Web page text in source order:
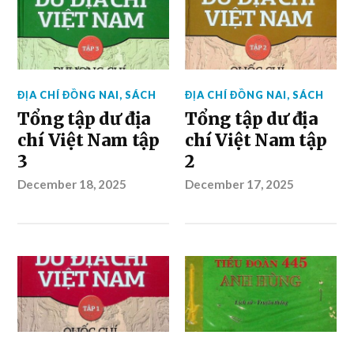
ĐỊA CHÍ ĐỒNG NAI,SÁCH
Tổng tập dư địa
chí Việt Nam tập
3
December 18, 2025
ĐỊA CHÍ ĐỒNG NAI,SÁCH
Tổng tập dư địa
chí Việt Nam tập
2
December 17, 2025